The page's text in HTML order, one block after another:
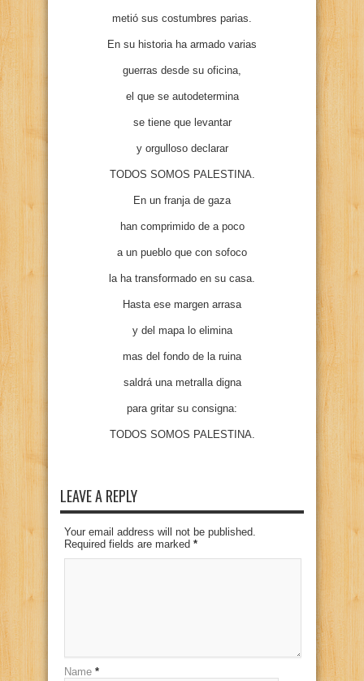
metió sus costumbres parias.
En su historia ha armado varias
guerras desde su oficina,
el que se autodetermina
se tiene que levantar
y orgulloso declarar
TODOS SOMOS PALESTINA.
En un franja de gaza
han comprimido de a poco
a un pueblo que con sofoco
la ha transformado en su casa.
Hasta ese margen arrasa
y del mapa lo elimina
mas del fondo de la ruina
saldrá una metralla digna
para gritar su consigna:
TODOS SOMOS PALESTINA.
LEAVE A REPLY
Your email address will not be published.
Required fields are marked *
Name *